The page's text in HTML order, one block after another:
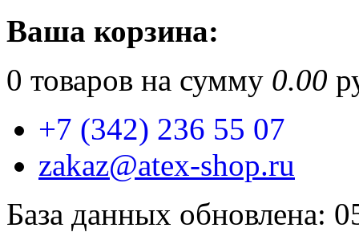
Ваша корзина:
0 товаров на сумму 0.00
+7 (342) 236 55 07
zakaz@atex-shop.ru
База данных обновлена: